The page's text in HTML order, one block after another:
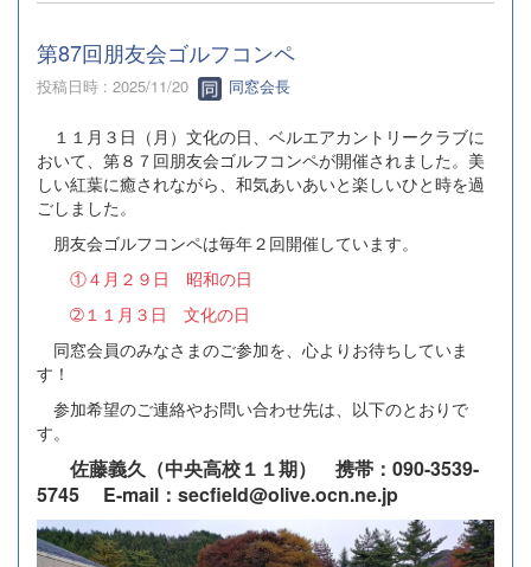
第87回朋友会ゴルフコンペ
投稿日時 : 2025/11/20 同窓会長
１１月３日（月）文化の日、ベルエアカントリークラブに
おいて、第８７回朋友会ゴルフコンペが開催されました。美
しい紅葉に癒されながら、和気あいあいと楽しいひと時を過
ごしました。
朋友会ゴルフコンペは毎年２回開催しています。
①４月２９日 昭和の日
➁１１月３日 文化の日
同窓会員のみなさまのご参加を、心よりお待ちしていま
す！
参加希望のご連絡やお問い合わせ先は、以下のとおりで
す。
佐藤義久（中央高校１１期） 携帯：090-3539-
5745 E-mail：secfield@olive.ocn.ne.jp